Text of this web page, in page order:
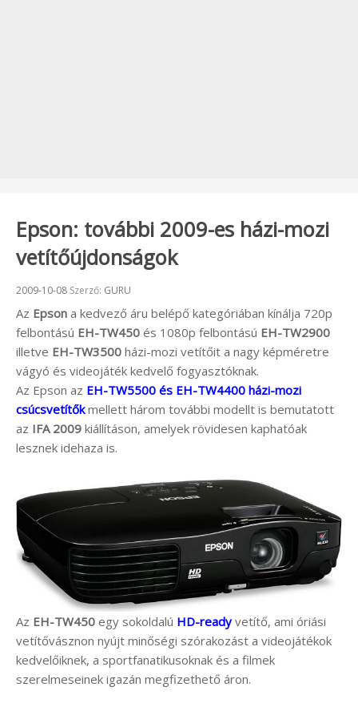
Epson: további 2009-es házi-mozi
vetítőújdonságok
Beküldve:
2009-10-08 Szerző: GURU
Az Epson a kedvező áru belépő kategóriában kínálja 720p
felbontású EH-TW450 és 1080p felbontású EH-TW2900
illetve EH-TW3500 házi-mozi vetítőit a nagy képméretre
vágyó és videojáték kedvelő fogyasztóknak.
Az Epson az EH-TW5500 és EH-TW4400 házi-mozi
csúcsvetítőkmellett három további modellt is bemutatott
az IFA 2009 kiállításon, amelyek rövidesen kaphatóak
lesznek idehaza is.
Az EH-TW450 egy sokoldalú HD-readyvetítő, ami óriási
vetítővásznon nyújt minőségi szórakozást a videojátékok
kedvelőiknek, a sportfanatikusoknak és a filmek
szerelmeseinek igazán megfizethető áron.